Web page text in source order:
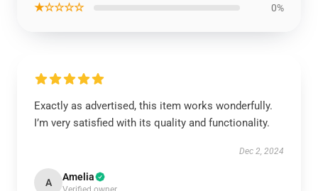
★☆☆☆☆ 0%
Exactly as advertised, this item works wonderfully.
I’m very satisfied with its quality and functionality.
Dec 2, 2024
A Amelia